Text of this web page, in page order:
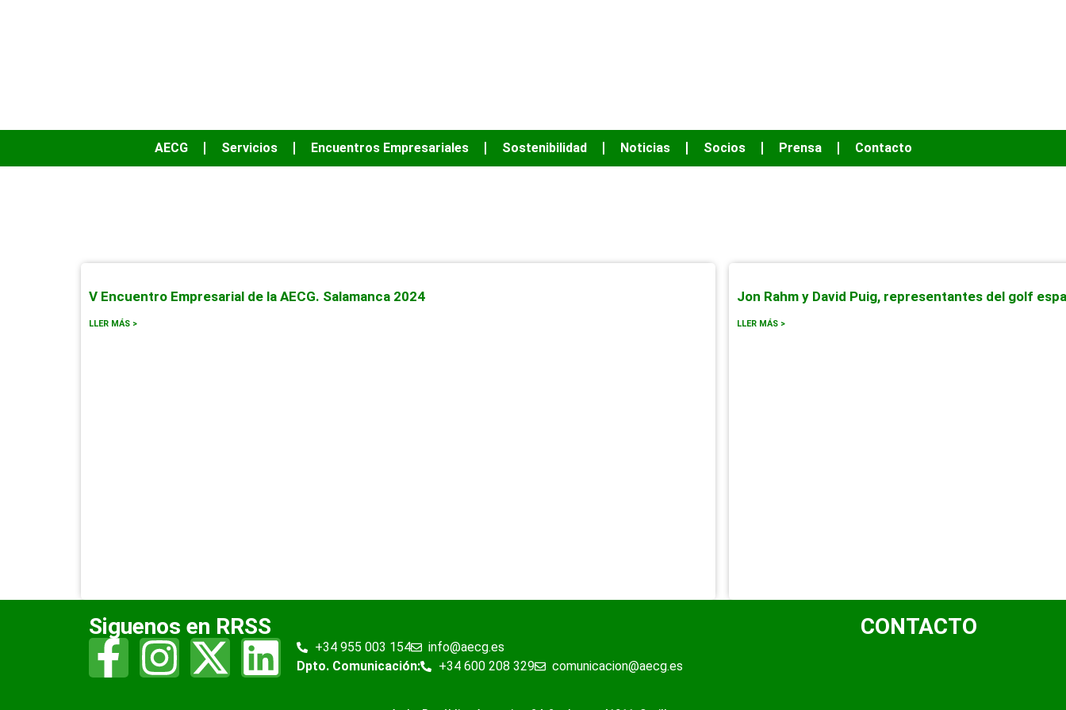
AECG Servicios Encuentros Empresariales Sostenibilidad Noticias Socios Prensa Contacto
V Encuentro Empresarial de la AECG. Salamanca 2024
LLER MÁS >
Jon Rahm y David Puig, representantes del golf
LLER MÁS >
Siguenos en RRSS CONTACTO
+34 955 003 154
info@aecg.es
Dpto. Comunicación:
+34 600 208 329 comunicacion@aecg.es